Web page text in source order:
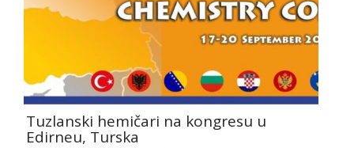
Tuzlanski hemičari na kongresu u
Edirneu, Turska